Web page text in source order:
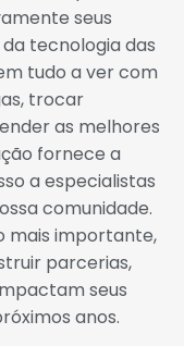
seus
tecnologia das
tudo a ver com
trocar
as melhores
fornece a
a especialistas
comunidade.
mais importante,
parcerias,
seus
anos.